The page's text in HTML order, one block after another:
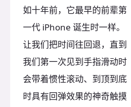
如十年前，它最早的前辈第
一代 iPhone 诞生时一样。
让我们把时间往回退，直到
我们第一次见到手指滑动时
会带着惯性滚动、到顶到底
时具有回弹效果的神奇触摸